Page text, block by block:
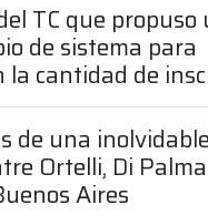
TC que propuso
de sistema para
la cantidad de
de una inolvidable
Ortelli, Di
Aires